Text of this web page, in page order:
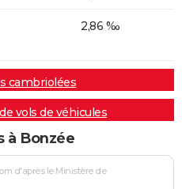
2,86 ‰
cambriolées
vols de véhicules
à Bonzée
d'après le Ministère de